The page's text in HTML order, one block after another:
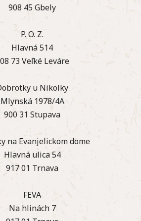
908 45 Gbely
P. O. Z.
Hlavná 514
73 Veľké Leváre
u Nikolky
Mlynská 1978/4A
900 31 Stupava
na Evanjelickom dome
Hlavná ulica 54
917 01 Trnava
FEVA
Na hlinách 7